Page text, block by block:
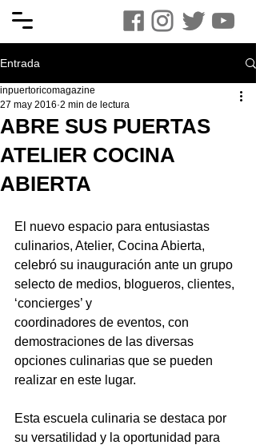
Entrada
ABRE SUS PUERTAS
ATELIER COCINA
ABIERTA
inpuertoricomagazine
27 may 2016 2 min de lectura
El nuevo espacio para entusiastas
culinarios, Atelier, Cocina Abierta,
celebró su inauguración ante un grupo
selecto de medios, blogueros, clientes,
‘concierges’ y
coordinadores de eventos, con
demostraciones de las diversas
opciones culinarias que se pueden
realizar en este lugar.
Esta escuela culinaria se destaca por
su versatilidad y la oportunidad para